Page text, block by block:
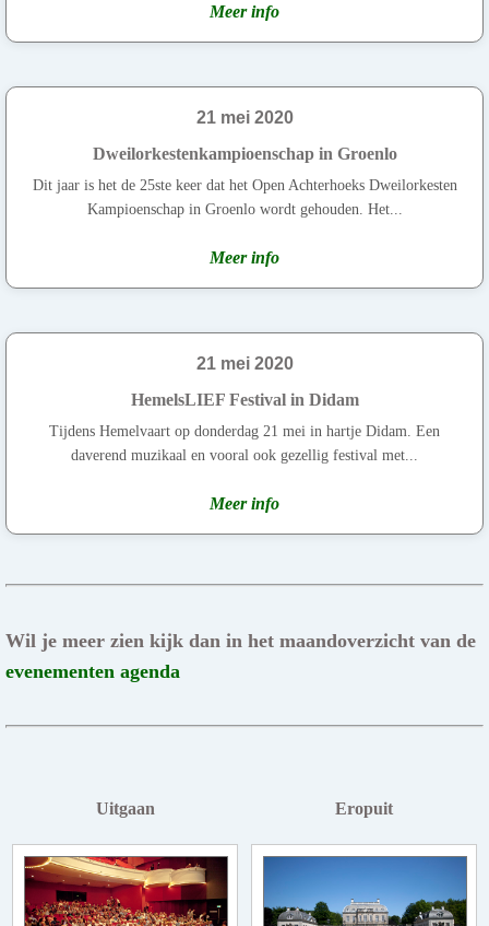
Meer info
21 mei 2020
Dweilorkestenkampioenschap in Groenlo
Dit jaar is het de 25ste keer dat het Open Achterhoeks Dweilorkesten
Kampioenschap in Groenlo wordt gehouden. Het...
Meer info
21 mei 2020
HemelsLIEF Festival in Didam
Tijdens Hemelvaart op donderdag 21 mei in hartje Didam. Een
daverend muzikaal en vooral ook gezellig festival met...
Meer info
Wil je meer zien kijk dan in het maandoverzicht van de
evenementen agenda
Uitgaan Eropuit